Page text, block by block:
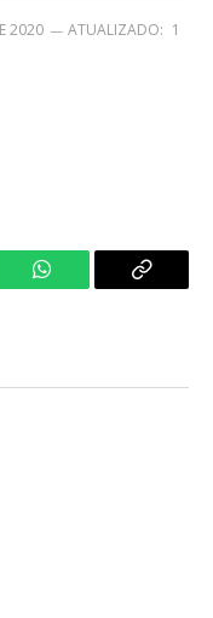
2020 ATUALIZADO: 1
WhatsApp Copiar